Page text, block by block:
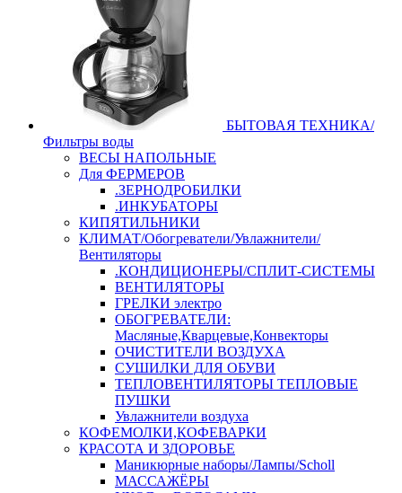
БЫТОВАЯ ТЕХНИКА/
Фильтры воды
ВЕСЫ НАПОЛЬНЫЕ
Для ФЕРМЕРОВ
.ЗЕРНОДРОБИЛКИ
.ИНКУБАТОРЫ
КИПЯТИЛЬНИКИ
КЛИМАТ/Обогреватели/Увлажнители/
Вентиляторы
.КОНДИЦИОНЕРЫ/СПЛИТ-СИСТЕМЫ
ВЕНТИЛЯТОРЫ
ГРЕЛКИ электро
ОБОГРЕВАТЕЛИ:
Масляные,Кварцевые,Конвекторы
ОЧИСТИТЕЛИ ВОЗДУХА
СУШИЛКИ ДЛЯ ОБУВИ
ТЕПЛОВЕНТИЛЯТОРЫ ТЕПЛОВЫЕ
ПУШКИ
Увлажнители воздуха
КОФЕМОЛКИ,КОФЕВАРКИ
КРАСОТА И ЗДОРОВЬЕ
Маникюрные наборы/Лампы/Scholl
МАССАЖЁРЫ